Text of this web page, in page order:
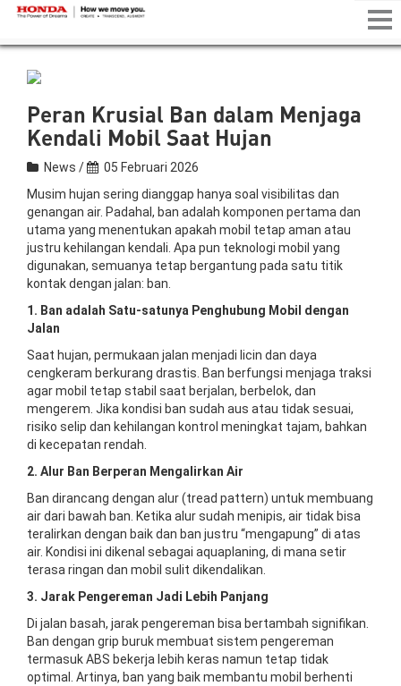
Peran Krusial Ban dalam Menjaga
Kendali Mobil Saat Hujan
News /
05 Februari 2026
Musim hujan sering dianggap hanya soal visibilitas dan
genangan air. Padahal, ban adalah komponen pertama dan
utama yang menentukan apakah mobil tetap aman atau
justru kehilangan kendali. Apa pun teknologi mobil yang
digunakan, semuanya tetap bergantung pada satu titik
kontak dengan jalan: ban.
1. Ban adalah Satu-satunya Penghubung Mobil dengan
Jalan
Saat hujan, permukaan jalan menjadi licin dan daya
cengkeram berkurang drastis. Ban berfungsi menjaga traksi
agar mobil tetap stabil saat berjalan, berbelok, dan
mengerem. Jika kondisi ban sudah aus atau tidak sesuai,
risiko selip dan kehilangan kontrol meningkat tajam, bahkan
di kecepatan rendah.
2. Alur Ban Berperan Mengalirkan Air
Ban dirancang dengan alur (tread pattern) untuk membuang
air dari bawah ban. Ketika alur sudah menipis, air tidak bisa
teralirkan dengan baik dan ban justru “mengapung” di atas
air. Kondisi ini dikenal sebagai aquaplaning, di mana setir
terasa ringan dan mobil sulit dikendalikan.
3. Jarak Pengereman Jadi Lebih Panjang
Di jalan basah, jarak pengereman bisa bertambah signifikan.
Ban dengan grip buruk membuat sistem pengereman
termasuk ABS bekerja lebih keras namun tetap tidak
optimal. Artinya, ban yang baik membantu mobil berhenti